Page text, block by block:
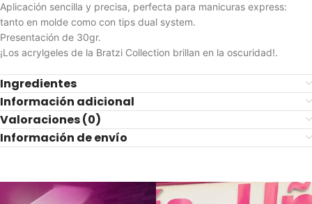
Aplicación sencilla y precisa, perfecta para manicuras express:
tanto en molde como con tips dual system.
Presentación de 30gr.
¡Los acrylgeles de la Bratzi Collection brillan en la oscuridad!.
Ingredientes
Información adicional
Valoraciones (0)
Información de envío